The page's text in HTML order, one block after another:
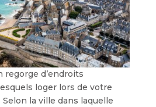
d’endroits
loger lors de votre
la ville dans laquelle